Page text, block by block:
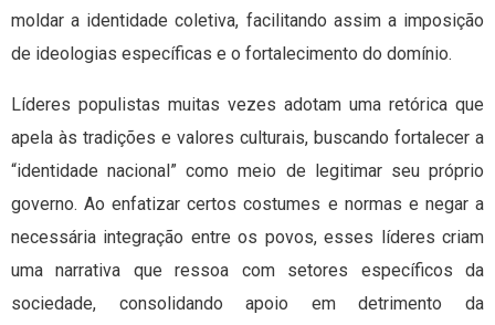
moldar a identidade coletiva, facilitando assim a imposição
de ideologias específicas e o fortalecimento do domínio.
Líderes populistas muitas vezes adotam uma retórica que
apela às tradições e valores culturais, buscando fortalecer a
“identidade nacional” como meio de legitimar seu próprio
governo. Ao enfatizar certos costumes e normas e negar a
necessária integração entre os povos, esses líderes criam
uma narrativa que ressoa com setores específicos da
sociedade, consolidando apoio em detrimento da